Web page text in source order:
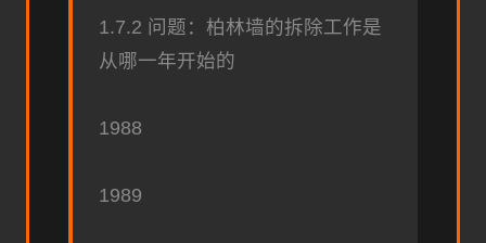
1.7.2 问题：柏林墙的拆除工作是
从哪一年开始的
1988
1989